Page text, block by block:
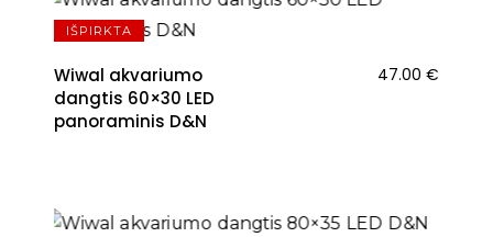
IŠPIRKTA
Wiwal akvariumo
dangtis 60×30 LED
panoraminis D&N
47.00 €